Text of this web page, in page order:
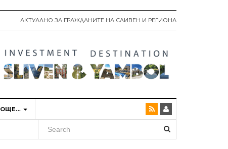
АКТУАЛНО ЗА ГРАЖДАНИТЕ НА СЛИВЕН И РЕГИОНА
ОЩЕ…